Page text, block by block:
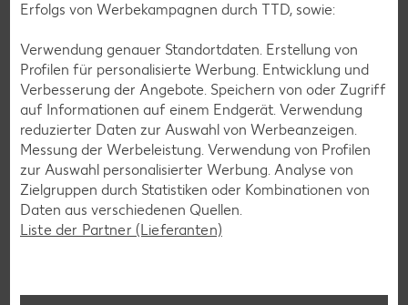
Laktosefreie Rezepte
Laktoseintoleranz muss dich kulinarisch nicht ausbremsen,
Genießer, für die Lunchbox oder das Abendessen.
Erfolgs von Werbekampagnen durch TTD, sowie:
Verwendung genauer Standortdaten. Erstellung von
Profilen für personalisierte Werbung. Entwicklung und
Verbesserung der Angebote. Speichern von oder Zugriff
auf Informationen auf einem Endgerät. Verwendung
reduzierter Daten zur Auswahl von Werbeanzeigen.
Messung der Werbeleistung. Verwendung von Profilen
zur Auswahl personalisierter Werbung. Analyse von
Zielgruppen durch Statistiken oder Kombinationen von
Daten aus verschiedenen Quellen.
Liste der Partner (Lieferanten)